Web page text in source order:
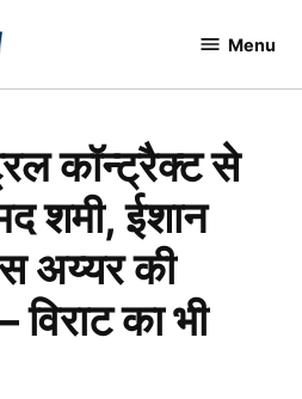
Menu
कॉन्ट्रैक्ट से
शमी, ईशान
अय्यर की
विराट का भी